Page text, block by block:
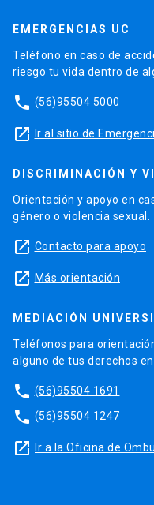
EMERGENCIAS UC
Teléfono en caso de
riesgo tu vida dentro de
phone (56)95504 5000
launch Ir al sitio de
DISCRIMINACIÓN Y
Orientación y apoyo en
género o violencia sexual.
launch Contacto para apoyo
launch Más orientación
MEDIACIÓN
Teléfonos para
alguno de tus derechos
phone (56)95504 1691
phone (56)95504 1247
launch Ir a la Oficina de